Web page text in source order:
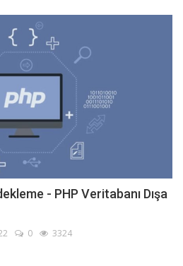
- PHP Veritabanı Dışa
0 3324